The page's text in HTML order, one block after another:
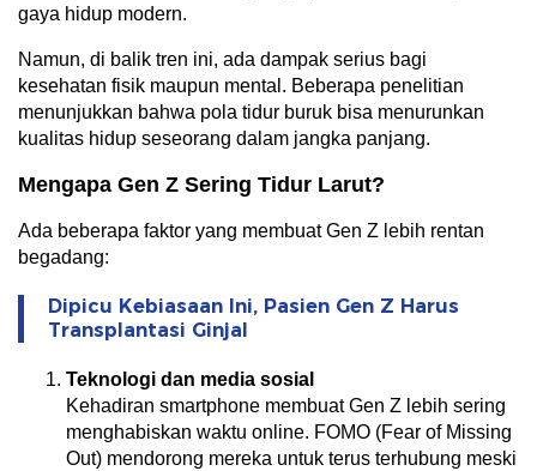
gaya hidup modern.
Namun, di balik tren ini, ada dampak serius bagi
kesehatan fisik maupun mental. Beberapa penelitian
menunjukkan bahwa pola tidur buruk bisa menurunkan
kualitas hidup seseorang dalam jangka panjang.
Mengapa Gen Z Sering Tidur Larut?
Ada beberapa faktor yang membuat Gen Z lebih rentan
begadang:
Dipicu Kebiasaan Ini, Pasien Gen Z Harus
Transplantasi Ginjal
Teknologi dan media sosial
Kehadiran smartphone membuat Gen Z lebih sering
menghabiskan waktu online. FOMO (Fear of Missing
Out) mendorong mereka untuk terus terhubung meski